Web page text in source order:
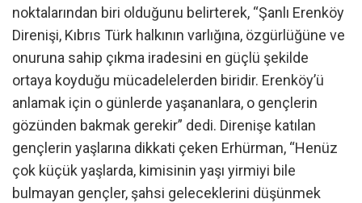
noktalarından biri olduğunu belirterek, “Şanlı Erenköy
Direnişi, Kıbrıs Türk halkının varlığına, özgürlüğüne ve
onuruna sahip çıkma iradesini en güçlü şekilde
ortaya koyduğu mücadelelerden biridir. Erenköy’ü
anlamak için o günlerde yaşananlara, o gençlerin
gözünden bakmak gerekir” dedi. Direnişe katılan
gençlerin yaşlarına dikkati çeken Erhürman, “Henüz
çok küçük yaşlarda, kimisinin yaşı yirmiyi bile
bulmayan gençler, şahsi geleceklerini düşünmek